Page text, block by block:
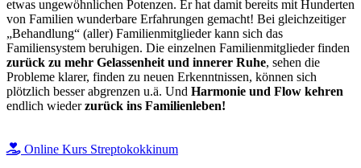
etwas ungewöhnlichen Potenzen. Er hat damit bereits mit Hunderten
von Familien wunderbare Erfahrungen gemacht! Bei gleichzeitiger
„Behandlung“ (aller) Familienmitglieder kann sich das
Familiensystem beruhigen. Die einzelnen Familienmitglieder finden
zurück zu mehr Gelassenheit und innerer Ruhe, sehen die
Probleme klarer, finden zu neuen Erkenntnissen, können sich
plötzlich besser abgrenzen u.ä. Und Harmonie und Flow kehren
endlich wiederzurück ins Familienleben!
Online Kurs Streptokokkinum